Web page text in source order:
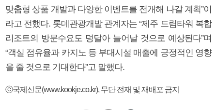
맞춤형 상품 개발과 다양한 이벤트를 전개해 나갈 계획”이
라고 전했다. 롯데관광개발 관계자는 “제주 드림타워 복합
리조트의 방문수요도 덩달아 늘어날 것으로 예상된다”며
“객실 점유율과 카지노 등 부대시설 매출에 긍정적인 영향
을 줄 것으로 기대한다”고 말했다.
ⓒ국제신문(www.kookje.co.kr), 무단 전재 및 재배포 금지